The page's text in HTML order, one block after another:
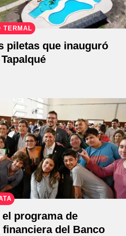
TERMAL
piletas que inauguró
programa de
del Banco